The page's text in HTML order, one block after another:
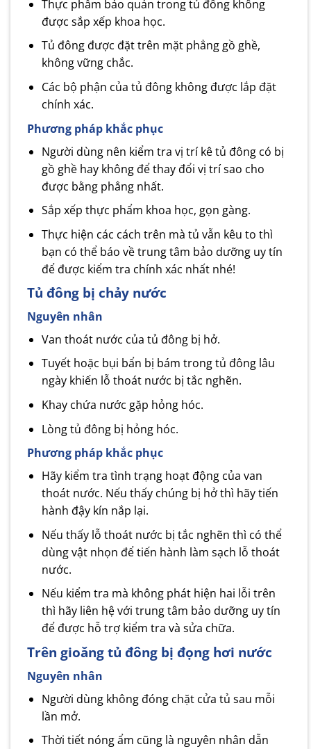
Thực phẩm bảo quản trong tủ đông không
được sắp xếp khoa học.
Tủ đông được đặt trên mặt phẳng gồ ghề,
không vững chắc.
Các bộ phận của tủ đông không được lắp đặt
chính xác.
Phương pháp khắc phục
Người dùng nên kiểm tra vị trí kê tủ đông có bị
gồ ghề hay không để thay đổi vị trí sao cho
được bằng phẳng nhất.
Sắp xếp thực phẩm khoa học, gọn gàng.
Thực hiện các cách trên mà tủ vẫn kêu to thì
bạn có thể báo về trung tâm bảo dưỡng uy tín
để được kiểm tra chính xác nhất nhé!
Tủ đông bị chảy nước
Nguyên nhân
Van thoát nước của tủ đông bị hở.
Tuyết hoặc bụi bẩn bị bám trong tủ đông lâu
ngày khiến lỗ thoát nước bị tắc nghẽn.
Khay chứa nước gặp hỏng hóc.
Lòng tủ đông bị hỏng hóc.
Phương pháp khắc phục
Hãy kiểm tra tình trạng hoạt động của van
thoát nước. Nếu thấy chúng bị hở thì hãy tiến
hành đậy kín nắp lại.
Nếu thấy lỗ thoát nước bị tắc nghẽn thì có thể
dùng vật nhọn để tiến hành làm sạch lỗ thoát
nước.
Nếu kiểm tra mà không phát hiện hai lỗi trên
thì hãy liên hệ với trung tâm bảo dưỡng uy tín
để được hỗ trợ kiểm tra và sửa chữa.
Trên gioăng tủ đông bị đọng hơi nước
Nguyên nhân
Người dùng không đóng chặt cửa tủ sau mỗi
lần mở.
Thời tiết nóng ẩm cũng là nguyên nhân dẫn